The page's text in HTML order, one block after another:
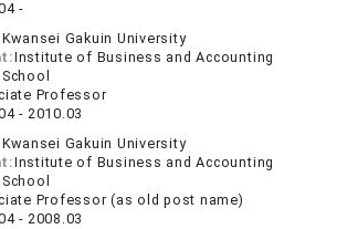
-
Kwansei Gakuin University
Institute of Business and Accounting
Professor
- 2010.03
Kwansei Gakuin University
Institute of Business and Accounting
Professor (as old post name)
- 2008.03